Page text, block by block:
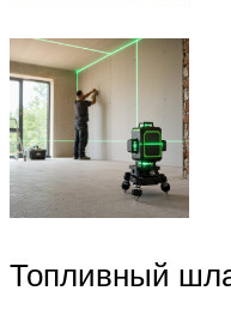
Топливный